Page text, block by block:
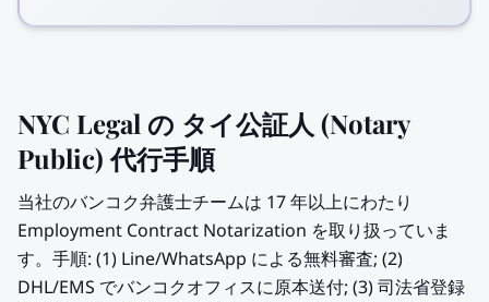
NYC Legal の タイ公証人 (Notary
Public) 代行手順
当社のバンコク弁護士チームは 17 年以上にわたり
Employment Contract Notarization を取り扱っていま
す。手順: (1) Line/WhatsApp による無料審査; (2)
DHL/EMS でバンコクオフィスに原本送付; (3) 司法省登録